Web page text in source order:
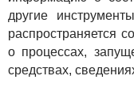
другие
распространяется
о процессах,
средствах,